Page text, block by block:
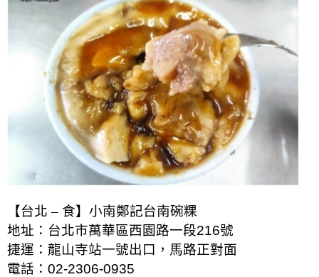
【台北 – 食】小南鄭記台南碗粿
地址：台北市萬華區西園路一段216號
捷運：龍山寺站一號出口，馬路正對面
電話： 02-2306-0935